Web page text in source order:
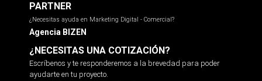
PARTNER
¿Necesitas ayuda en Marketing Digital - Comercial?
Agencia BIZEN
¿NECESITAS UNA COTIZACIÓN?
Escríbenos y te responderemos a la brevedad para poder
ayudarte en tu proyecto.